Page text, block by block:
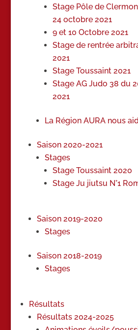
Stage Pôle de
24 octobre 2021
9 et 10 Octobre 2021
Stage de rentrée
2021
Stage Toussaint 2021
Stage AG Judo 38 du
2021
La Région AURA nous
Saison 2020-2021
Stages
Stage Toussaint 2020
Stage Ju jiutsu N°1
Saison 2019-2020
Stages
Saison 2018-2019
Stages
Résultats
Résultats 2024-2025